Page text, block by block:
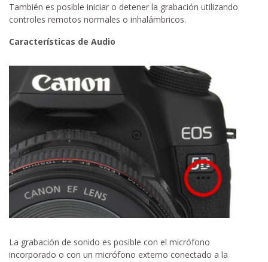
También es posible iniciar o detener la grabación utilizando
controles remotos normales o inhalámbricos.
Características de Audio
La grabación de sonido es posible con el micrófono
incorporado o con un micrófono externo conectado a la